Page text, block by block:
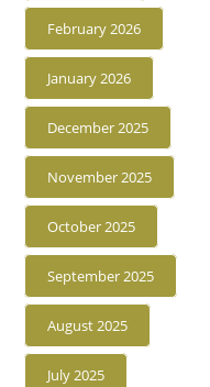
February 2026
January 2026
December 2025
November 2025
October 2025
September 2025
August 2025
July 2025